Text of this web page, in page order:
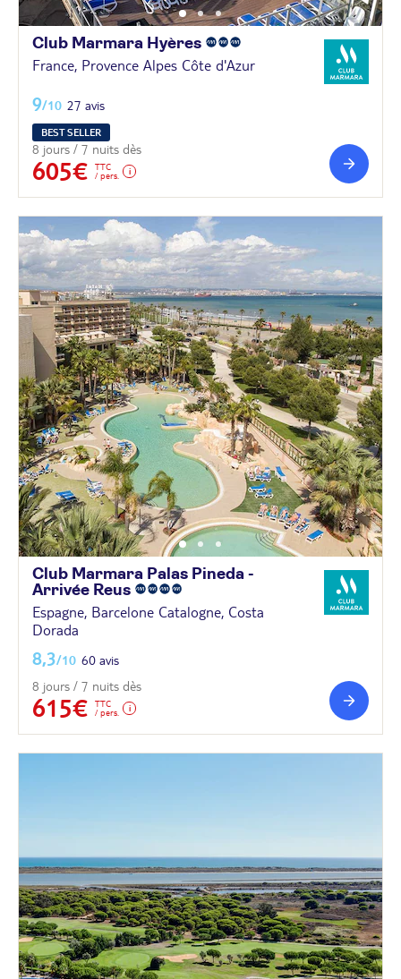
Club Marmara Hyères
France, Provence Alpes Côte d'Azur
9/10 27 avis
BEST SELLER
8 jours / 7 nuits dès
605€
TTC
/ pers.
Club Marmara Palas Pineda -
Arrivée Reus
Espagne, Barcelone Catalogne, Costa
Dorada
8,3/10 60 avis
8 jours / 7 nuits dès
615€
TTC
/ pers.